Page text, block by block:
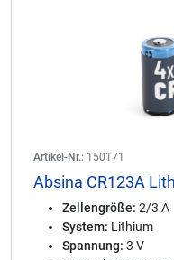
Artikel-Nr.: 150171
Absina CR123A
Zellengröße: 2/3 A
System: Lithium
Spannung: 3 V